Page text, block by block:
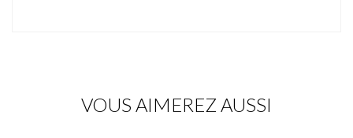
VOUS AIMEREZ AUSSI